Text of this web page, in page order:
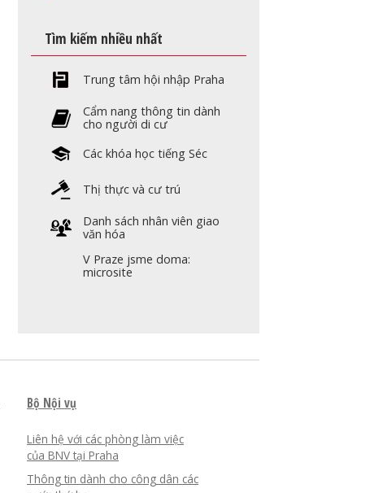
Tìm kiếm nhiều nhất
Trung tâm hội nhập Praha
Cẩm nang thông tin dành
cho người di cư
Các khóa học tiếng Séc
Thị thực và cư trú
Danh sách nhân viên giao
văn hóa
V Praze jsme doma:
microsite
Bộ Nội vụ
Liên hệ với các phòng làm việc
của BNV tại Praha
Thông tin dành cho công dân các